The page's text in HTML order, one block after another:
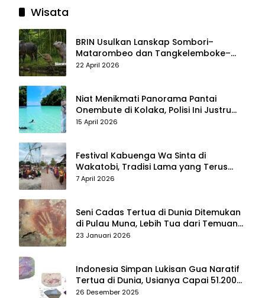
Wisata
BRIN Usulkan Lanskap Sombori–
Matarombeo dan Tangkelemboke–
Mekongga di Sulawesi Tenggara Jadi
22 April 2026
Niat Menikmati Panorama Pantai
Onembute di Kolaka, Polisi Ini Justru
Berakhir Membersihkan Sampah
15 April 2026
Festival Kabuenga Wa Sinta di
Wakatobi, Tradisi Lama yang Terus
Hidup dan Jadi Daya Tarik Wisata
7 April 2026
Seni Cadas Tertua di Dunia Ditemukan
di Pulau Muna, Lebih Tua dari Temuan
di Maros–Pangkep
23 Januari 2026
Indonesia Simpan Lukisan Gua Naratif
Tertua di Dunia, Usianya Capai 51.200
Tahun
26 Desember 2025